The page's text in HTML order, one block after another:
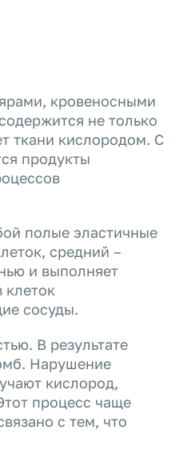
кровеносными
не только
ткани кислородом. С
продукты
полые эластичные
средний –
и выполняет
сосуды.
В результате
Нарушение
кислород,
процесс чаще
с тем, что